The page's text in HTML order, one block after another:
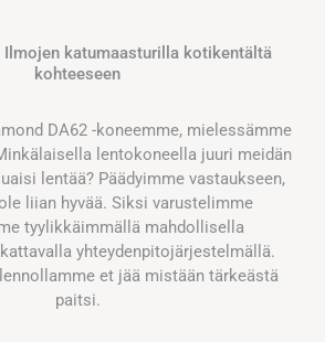
Ilmojen katumaasturilla kotikentältä
kohteeseen
DA62 -koneemme, mielessämme
lentokoneella juuri meidän
lentää? Päädyimme vastaukseen,
liian hyvää. Siksi varustelimme
tyylikkäimmällä mahdollisella
yhteydenpitojärjestelmällä.
et jää mistään tärkeästä
paitsi.